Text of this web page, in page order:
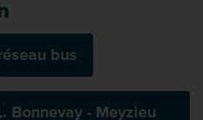
bus
Bonnevay - Meyzieu